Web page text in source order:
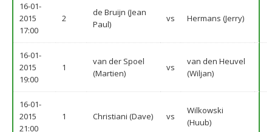
16-01-
2015
17:00
2
de Bruijn (Jean
Paul)
vs Hermans (Jerry)
16-01-
2015
19:00
1
van der Spoel
(Martien)
vs
van den Heuvel
(Wiljan)
16-01-
2015
21:00
1 Christiani (Dave) vs
Wilkowski
(Huub)